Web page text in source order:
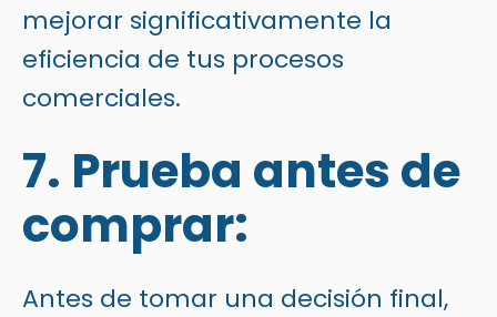
mejorar significativamente la
eficiencia de tus procesos
comerciales.
7. Prueba antes de
comprar:
Antes de tomar una decisión final,